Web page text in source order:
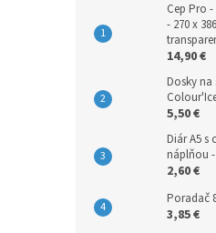
Cep Pro
- 270 x
14,90 €
Dosky na
5,50 €
Diár A5 s
náplňou
2,60 €
Poradač
3,85 €